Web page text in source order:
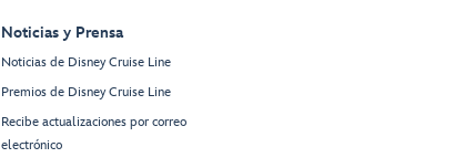
Noticias y Prensa
Noticias de Disney Cruise Line
Premios de Disney Cruise Line
Recibe actualizaciones por correo
electrónico